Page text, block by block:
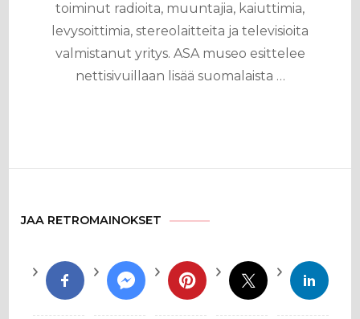
toiminut radioita, muuntajia, kaiuttimia,
levysoittimia, stereolaitteita ja televisioita
valmistanut yritys. ASA museo esittelee
nettisivuillaan lisää suomalaista …
JAA RETROMAINOKSET